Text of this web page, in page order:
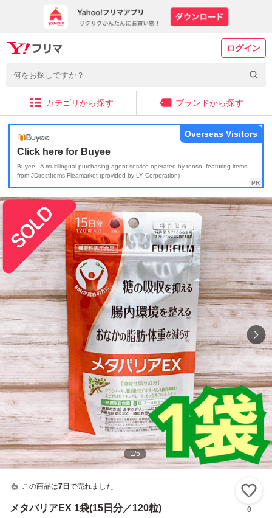
ログイン
カテゴリから探す ブランドから探す
Click here for Buyee
Buyee - A multilingual purchasing agent service operated by tenso, featuring items
from JDirectItems Fleamarket (provided by LY Corporation)
Overseas Visitors
1/5
この商品は7日 で売れました
メタバリアEX 1袋(15日分／120粒) 0